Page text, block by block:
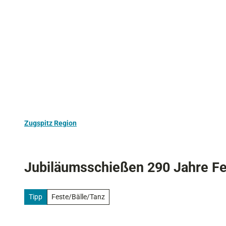
Zugspitz Region
Jubiläumsschießen 290 Jahre
Tipp Feste/Bälle/Tanz